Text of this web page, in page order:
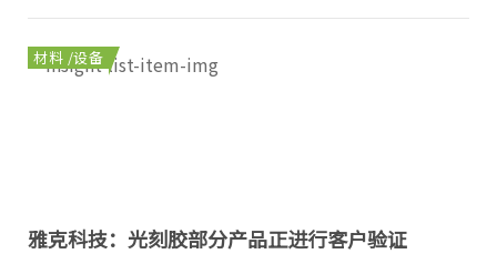
材料 /设备
雅克科技：光刻胶部分产品正进行客户验证